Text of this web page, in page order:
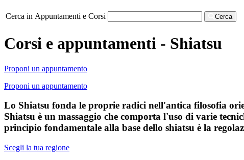
Cerca in Appuntamenti e Corsi Cerca
Corsi e appuntamenti - Shiatsu
Proponi un appuntamento
Proponi un appuntamento
Lo Shiatsu fonda le proprie radici nell'antica filosofia
Shiatsu è un massaggio che comporta l'uso di varie
principio fondamentale alla base dello shiatsu è la
Scegli la tua regione